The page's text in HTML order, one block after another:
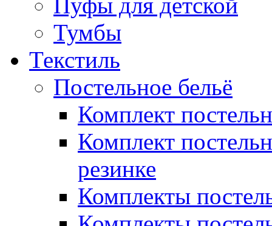
Пуфы для детской
Тумбы
Текстиль
Постельное бельё
Комплект
Комплект
резинке
Комплекты